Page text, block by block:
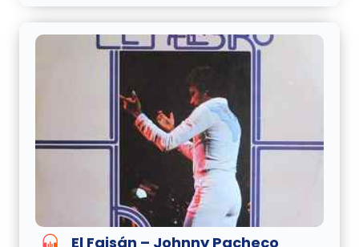
El Faisán – Johnny Pacheco